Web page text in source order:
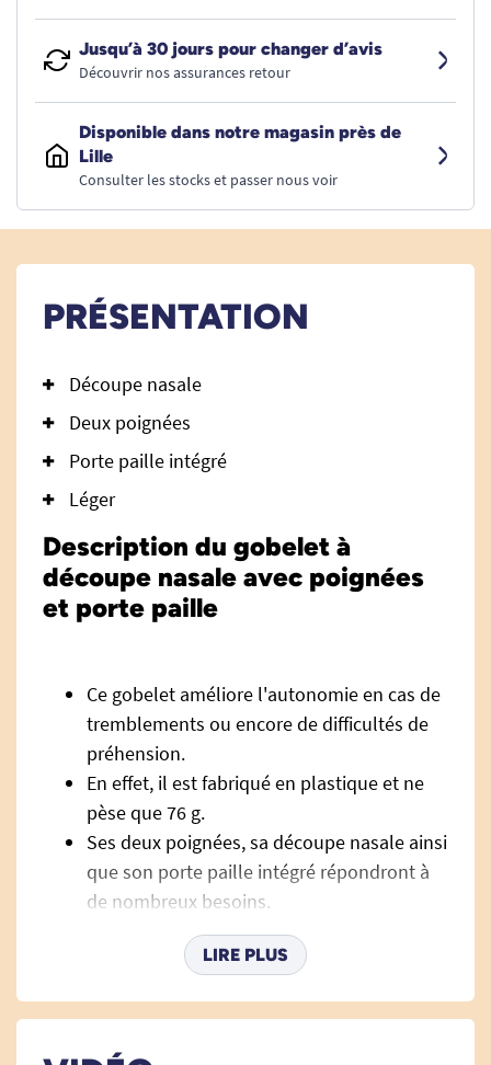
Jusqu’à 30 jours pour changer d’avis
Découvrir nos assurances retour
Disponible dans notre magasin près de
Lille
Consulter les stocks et passer nous voir
PRÉSENTATION
Découpe nasale
Deux poignées
Porte paille intégré
Léger
Description du gobelet à
découpe nasale avec poignées
et porte paille
Ce gobelet améliore l'autonomie en cas de
tremblements ou encore de difficultés de
préhension.
En effet, il est fabriqué en plastique et ne
pèse que 76 g.
Ses deux poignées, sa découpe nasale ainsi
que son porte paille intégré répondront à
de nombreux besoins.
Disponible en 4 couleurs (Bleu,
Transparent, Cassis ou Orange), vous
LIRE PLUS